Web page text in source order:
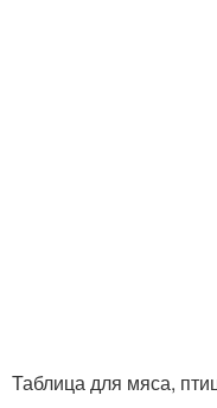
Таблица для мяса,